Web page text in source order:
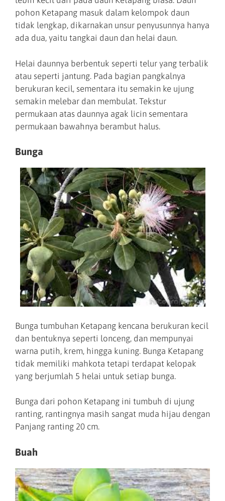
pohon Ketapang masuk dalam kelompok daun
tidak lengkap, dikarnakan unsur penyusunnya hanya
ada dua, yaitu tangkai daun dan helai daun.
Helai daunnya berbentuk seperti telur yang terbalik
atau seperti jantung. Pada bagian pangkalnya
berukuran kecil, sementara itu semakin ke ujung
semakin melebar dan membulat. Tekstur
permukaan atas daunnya agak licin sementara
permukaan bawahnya berambut halus.
Bunga
Bunga tumbuhan Ketapang kencana berukuran kecil
dan bentuknya seperti lonceng, dan mempunyai
warna putih, krem, hingga kuning. Bunga Ketapang
tidak memiliki mahkota tetapi terdapat kelopak
yang berjumlah 5 helai untuk setiap bunga.
Bunga dari pohon Ketapang ini tumbuh di ujung
ranting, rantingnya masih sangat muda hijau dengan
Panjang ranting 20 cm.
Buah